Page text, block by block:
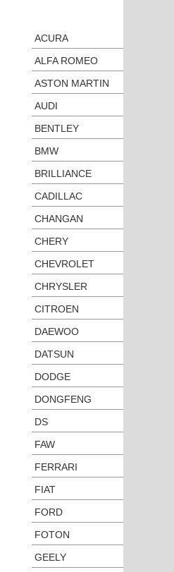
ACURA
ALFA ROMEO
ASTON MARTIN
AUDI
BENTLEY
BMW
BRILLIANCE
CADILLAC
CHANGAN
CHERY
CHEVROLET
CHRYSLER
CITROEN
DAEWOO
DATSUN
DODGE
DONGFENG
DS
FAW
FERRARI
FIAT
FORD
FOTON
GEELY